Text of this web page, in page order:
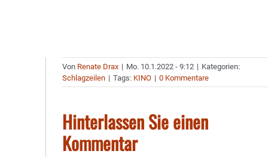
Von Renate Drax | Mo. 10.1.2022 - 9:12 | Kategorien:
Schlagzeilen | Tags: KINO | 0 Kommentare
Hinterlassen Sie einen
Kommentar